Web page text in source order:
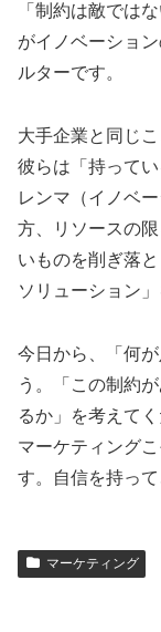
「制約は敵では
がイノベーショ
ルターです。
大手企業と同じ
彼らは「持って
レンマ（イノベ
方、リソースの
いものを削ぎ落
ソリューション
今日から、「何
う。「この制約
るか」を考えて
マーケティング
す。自信を持っ
マーケティング